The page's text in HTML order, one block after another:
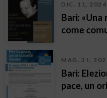
DIC. 11, 2024
Bari: «Una
come
MAG. 31,
Bari:
pace, un